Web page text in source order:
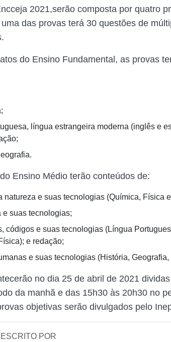
2021,serão composta por quatro
das provas terá 30 questões de
do Ensino Fundamental, as provas
língua estrangeira moderna (inglês e
Ensino Médio terão conteúdos de:
natureza e suas tecnologias (Química, Física
e suas tecnologias;
códigos e suas tecnologias (Língua
e redação;
e suas tecnologias (História,
no dia 25 de abril de 2021
da manhã e das 15h30 às 20h30 no
objetivas serão divulgados pelo
ESCRITO POR